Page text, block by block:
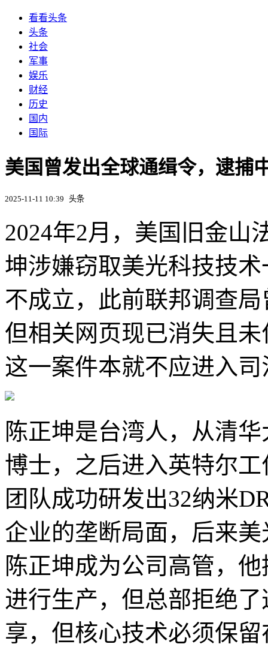
看看头条
头条
社会
军事
娱乐
财经
历史
国内
国际
美国曾发出全球通缉令，逮捕
2025-11-11 10:39 头条
2024年2月，美国旧金山
坤涉嫌窃取美光科技技
不成立，此前联邦调查
但相关网页现已消失且
这一案件本就不应进入
陈正坤是台湾人，从清
博士，之后进入英特尔
团队成功研发出32纳米
企业的垄断局面，后来
陈正坤成为公司高管，
进行生产，但总部拒绝
享，但核心技术必须保